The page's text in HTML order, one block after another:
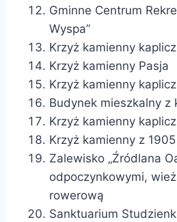
Gminne Centrum
Wyspa”
Krzyż kamienny
Krzyż kamienny Pasja
Krzyż kamienny
Budynek mieszkalny z
Krzyż kamienny
Krzyż kamienny z
Zalewisko „Źródlana
odpoczynkowymi,
rowerową
Sanktuarium